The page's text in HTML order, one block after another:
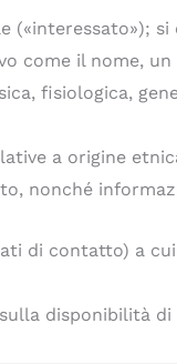
come il nome,
fisiologica,
a origine
nonché
di contatto) a
disponibilità